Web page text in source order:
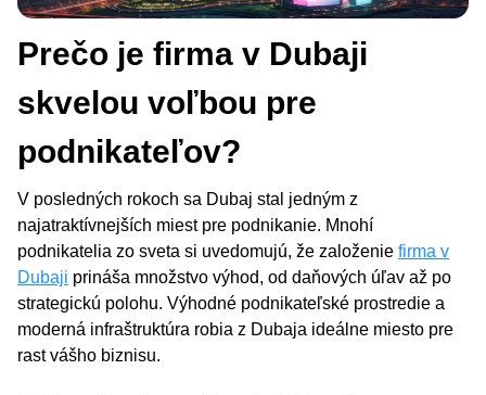
Prečo je firma v Dubaji
skvelou voľbou pre
podnikateľov?
V posledných rokoch sa Dubaj stal jedným z
najatraktívnejších miest pre podnikanie. Mnohí
podnikatelia zo sveta si uvedomujú, že založenie firma v
Dubaji prináša množstvo výhod, od daňových úľav až po
strategickú polohu. Výhodné podnikateľské prostredie a
moderná infraštruktúra robia z Dubaja ideálne miesto pre
rast vášho biznisu.